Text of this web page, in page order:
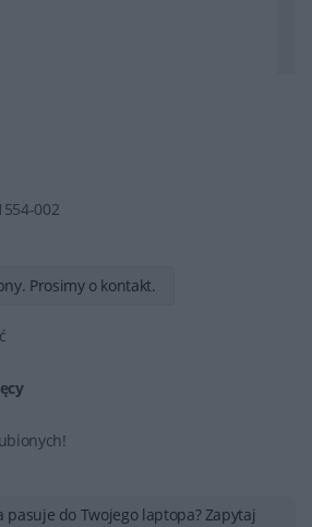
002
Prosimy o kontakt.
pasuje do Twojego laptopa? Zapytaj